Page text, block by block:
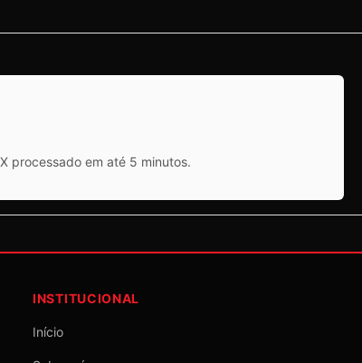
processado em até 5 minutos.
INSTITUCIONAL
Início